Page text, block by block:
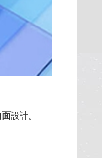
面設計。